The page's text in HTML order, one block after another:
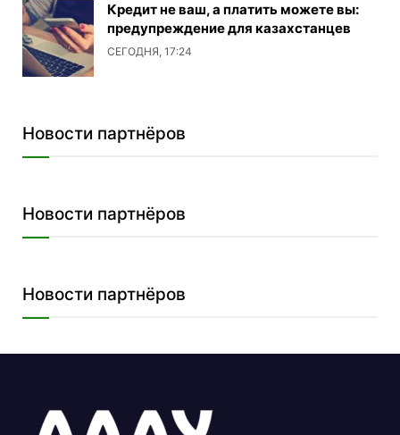
Кредит не ваш, а платить можете вы:
предупреждение для казахстанцев
СЕГОДНЯ, 17:24
Новости партнёров
Новости партнёров
Новости партнёров